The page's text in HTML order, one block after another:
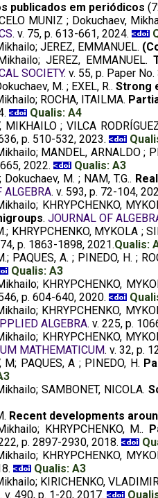
publicados em periódicos
MUNIZ ; Dokuchaev,
. v. 75, p. 613-661, 2024.
JEREZ, EMMANUEL.
JEREZ, EMMANUEL.
SOCIETY. v. 55, p. Paper
M. ; EXEL, R.. Strong
ROCHA, ITAILMA.
Qualis: A4
MIKHAILO ; VILCA
p. 510-532, 2023.
MANDEL, ARNALDO ;
2022.
Qualis: A3
Dokuchaev, M. ; NAM, T.G..
ALGEBRA. v. 593, p. 72-104,
KHRYPCHENKO,
. JOURNAL OF
KHRYPCHENKO, MYKOLA ;
p. 1863-1898, 2021.Qualis:
PAQUES, A. ; PINEDO, H. ;
Qualis: A3
KHRYPCHENKO,
p. 604-640, 2020.
KHRYPCHENKO,
ALGEBRA. v. 225, p.
KHRYPCHENKO,
MATHEMATICUM. v. 32, p.
M; PAQUES, A ; PINEDO, H.
SAMBONET, NICOLA.
Recent developments
KHRYPCHENKO, M..
p. 2897-2930, 2018.
KHRYPCHENKO,
Qualis: A3
KIRICHENKO,
. v. 490, p. 1-20, 2017.